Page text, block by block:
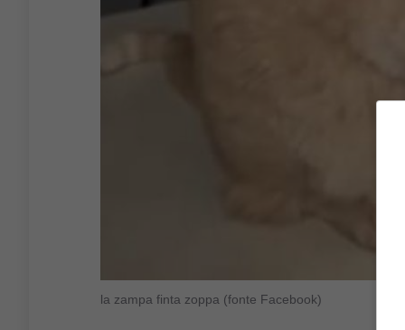
la zampa finta zoppa (fonte Facebook)